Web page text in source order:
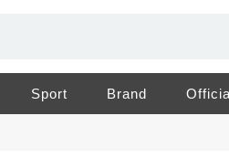
Sport Brand